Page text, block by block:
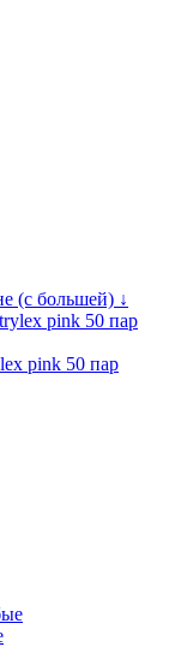
(с большей) ↓
pink 50 пар